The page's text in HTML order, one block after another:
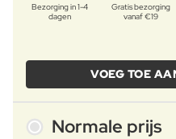
Bezorging in 1-4
dagen
Gratis bezorging
vanaf €19
VOEG TOE
Normale prijs